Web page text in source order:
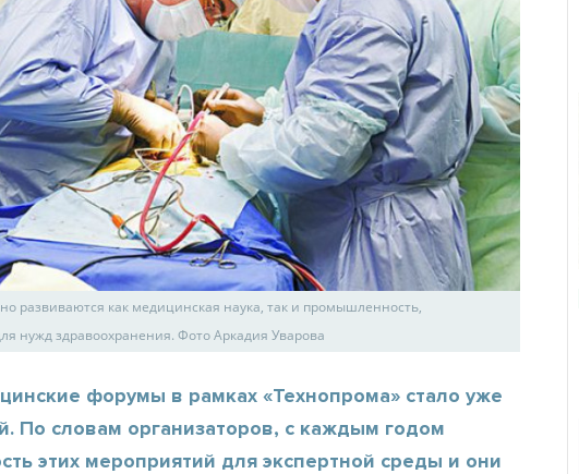
развиваются как медицинская наука, так и промышленность,
нужд здравоохранения. Фото Аркадия Уварова
форумы в рамках «Технопрома» стало уже
По словам организаторов, с каждым годом
этих мероприятий для экспертной среды и они